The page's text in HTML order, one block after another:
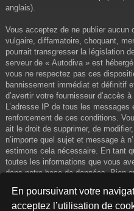
En poursuivant votre
acceptez l’utilisation de
anglais).
Vous acceptez de ne publier aucun
vulgaire, diffamatoire, choquant,
pourrait transgresser la législation
serveur de « Autodiva » est
vous ne respectez pas ces
bannissement immédiat et définitif
d’avertir votre fournisseur d’accès
L’adresse IP de tous les messages
renforcement de ces conditions.
ait le droit de supprimer, de
n’importe quel sujet et message à
estimons cela nécessaire. En tant
toutes les informations que vous
dans notre base de données. Bien
diffusées à une tierce partie sans
phpBB, ne pourront être tenus
de piratage informatique visant à